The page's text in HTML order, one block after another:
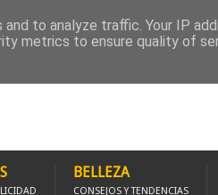
FOTOMODELS STUDIO
BELLEZA
CONSEJOS Y TENDENCIAS
to analyze traffic. Your IP
metrics to ensure quality of